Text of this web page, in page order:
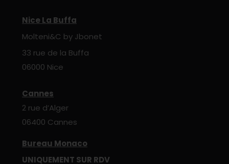
Nice La Buffa
Molteni&C by Jbonet
33 rue de la Buffa
06000 Nice
Cannes
2 rue d’Alger
06400 Cannes
Bureau Monaco
UNIQUEMENT SUR RDV